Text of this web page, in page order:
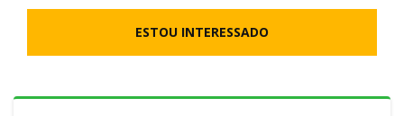
ESTOU INTERESSADO